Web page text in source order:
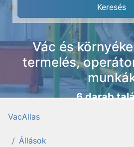
Vác és
termelés,
6 darab
VacAllas
Állások